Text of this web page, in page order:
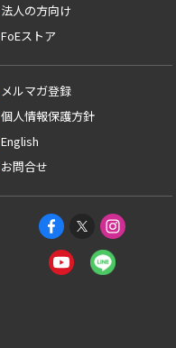
法人の方向け
FoEストア
メルマガ登録
個人情報保護方針
English
お問合せ